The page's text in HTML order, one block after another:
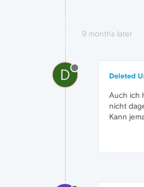
9 months later
D Deleted
Auch ich
nicht
Kann